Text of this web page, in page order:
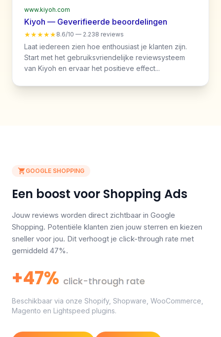
www.kiyoh.com
Kiyoh — Geverifieerde beoordelingen
★★★★★8.6/10 — 2.238 reviews
Laat iedereen zien hoe enthousiast je klanten zijn.
Start met het gebruiksvriendelijke reviewsysteem
van Kiyoh en ervaar het positieve effect...
GOOGLE SHOPPING
Een boost voor Shopping Ads
Jouw reviews worden direct zichtbaar in Google
Shopping. Potentiële klanten zien jouw sterren en kiezen
sneller voor jou. Dit verhoogt je click-through rate met
gemiddeld 47%.
+47% click-through rate
Beschikbaar via onze Shopify, Shopware, WooCommerce,
Magento en Lightspeed plugins.